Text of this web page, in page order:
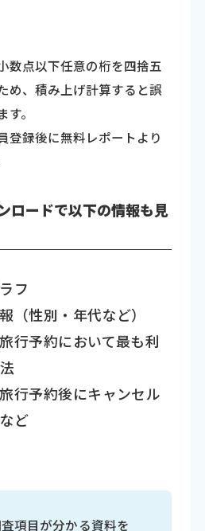
数点以下任意の桁を四捨五
め、積み上げ計算すると誤
。
登録後に無料レポートより
ードで以下の情報も見
フ
（性別・年代など）
行予約において最も利
行予約後にキャンセル
ど
項目が分かる資料を